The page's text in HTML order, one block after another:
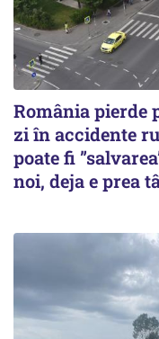
România pierde
zi în accidente
poate fi
noi, deja e prea